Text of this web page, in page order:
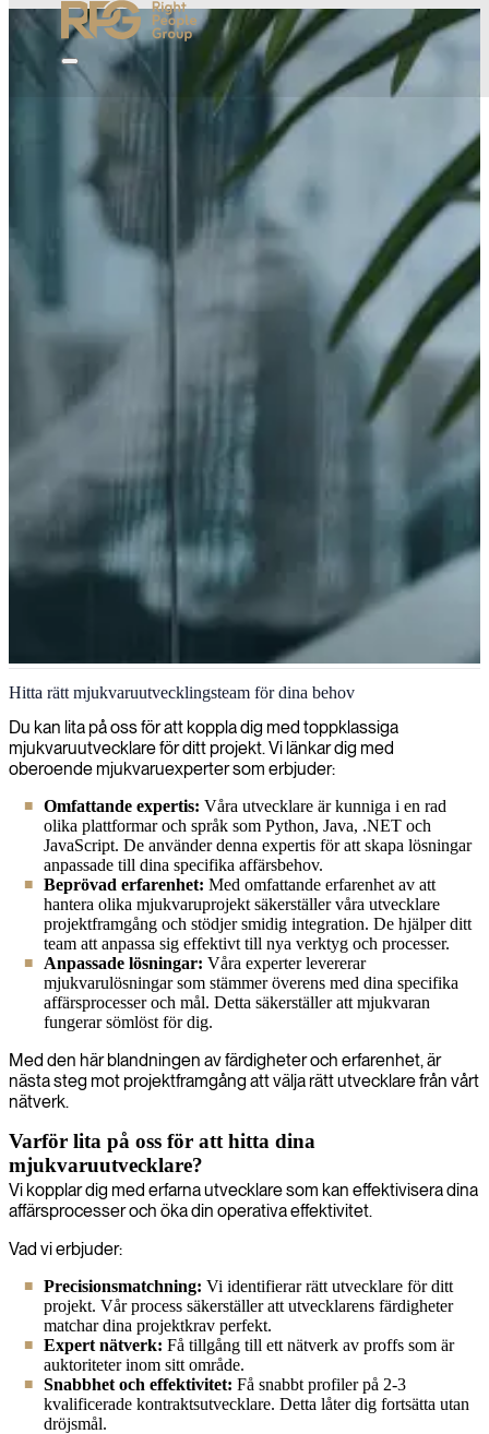
Mjukvaruutveckling
Vi hittar, rekryterar och tillhandahåller specialiserade
mjukvaruutvecklare som bygger innovativa lösningar för dina IT-
projekt.
Hitta rätt mjukvaruutvecklingsteam för dina behov
Du kan lita på oss för att koppla dig med toppklassiga
mjukvaruutvecklare för ditt projekt. Vi länkar dig med
oberoende mjukvaruexperter som erbjuder:
Omfattande expertis: Våra utvecklare är kunniga i en rad
olika plattformar och språk som Python, Java, .NET och
JavaScript. De använder denna expertis för att skapa lösningar
anpassade till dina specifika affärsbehov.
Beprövad erfarenhet: Med omfattande erfarenhet av att
hantera olika mjukvaruprojekt säkerställer våra utvecklare
projektframgång och stödjer smidig integration. De hjälper ditt
team att anpassa sig effektivt till nya verktyg och processer.
Anpassade lösningar: Våra experter levererar
mjukvarulösningar som stämmer överens med dina specifika
affärsprocesser och mål. Detta säkerställer att mjukvaran
fungerar sömlöst för dig.
Med den här blandningen av färdigheter och erfarenhet, är
nästa steg mot projektframgång att välja rätt utvecklare från vårt
nätverk.
Varför lita på oss för att hitta dina
mjukvaruutvecklare?
Vi kopplar dig med erfarna utvecklare som kan effektivisera dina
affärsprocesser och öka din operativa effektivitet.
Vad vi erbjuder:
Precisionsmatchning: Vi identifierar rätt utvecklare för ditt
projekt. Vår process säkerställer att utvecklarens färdigheter
matchar dina projektkrav perfekt.
Expert nätverk: Få tillgång till ett nätverk av proffs som är
auktoriteter inom sitt område.
Snabbhet och effektivitet: Få snabbt profiler på 2-3
kvalificerade kontraktsutvecklare. Detta låter dig fortsätta utan
dröjsmål.